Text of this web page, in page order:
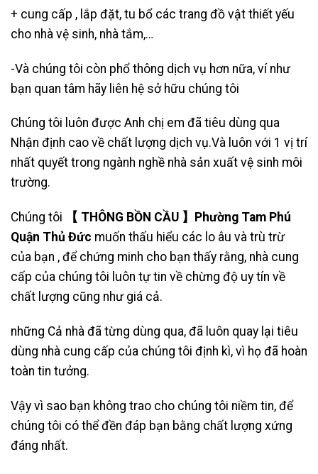
+ cung cấp , lắp đặt, tu bổ các trang đồ vật thiết yếu
cho nhà vệ sinh, nhà tắm,…
-Và chúng tôi còn phổ thông dịch vụ hơn nữa, ví như
bạn quan tâm hãy liên hệ sở hữu chúng tôi
Chúng tôi luôn được Anh chị em đã tiêu dùng qua
Nhận định cao về chất lượng dịch vụ.Và luôn với 1 vị trí
nhất quyết trong ngành nghề nhà sản xuất vệ sinh môi
trường.
Chúng tôi
【 THÔNG BỒN CẦU 】Phường Tam Phú
Quận Thủ Đức muốn thấu hiểu các lo âu và trù trừ
của bạn , để chứng minh cho bạn thấy rằng, nhà cung
cấp của chúng tôi luôn tự tin về chừng độ uy tín về
chất lượng cũng như giá cả.
những Cả nhà đã từng dùng qua, đã luôn quay lại tiêu
dùng nhà cung cấp của chúng tôi định kì, vì họ đã hoàn
toàn tin tưởng.
Vậy vì sao bạn không trao cho chúng tôi niềm tin, để
chúng tôi có thể đền đáp bạn bằng chất lượng xứng
đáng nhất.